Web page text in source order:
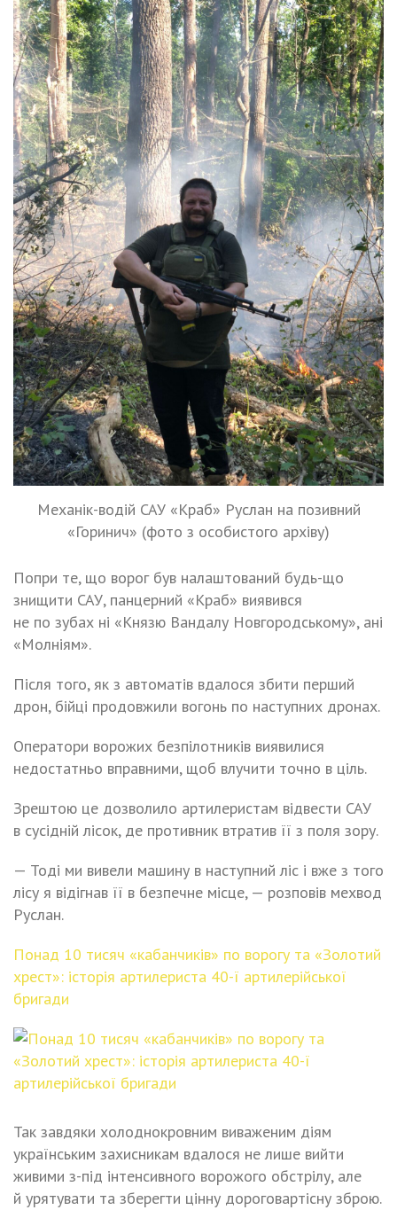
Механік-водій САУ «Краб» Руслан на позивний
«Горинич» (фото з особистого архіву)
Попри те, що ворог був налаштований будь-що
знищити САУ, панцерний «Краб» виявився
не по зубах ні «Князю Вандалу Новгородському», ані
«Молніям».
Після того, як з автоматів вдалося збити перший
дрон, бійці продовжили вогонь по наступних дронах.
Оператори ворожих безпілотників виявилися
недостатньо вправними, щоб влучити точно в ціль.
Зрештою це дозволило артилеристам відвести САУ
в сусідній лісок, де противник втратив її з поля зору.
— Тоді ми вивели машину в наступний ліс і вже з того
лісу я відігнав її в безпечне місце, — розповів мехвод
Руслан.
Понад 10 тисяч «кабанчиків» по ворогу та «Золотий
хрест»: історія артилериста 40-ї артилерійської
бригади
Так завдяки холоднокровним виваженим діям
українським захисникам вдалося не лише вийти
живими з-під інтенсивного ворожого обстрілу, але
й урятувати та зберегти цінну дороговартісну зброю.